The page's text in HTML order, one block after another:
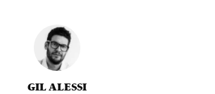
GIL ALESSI